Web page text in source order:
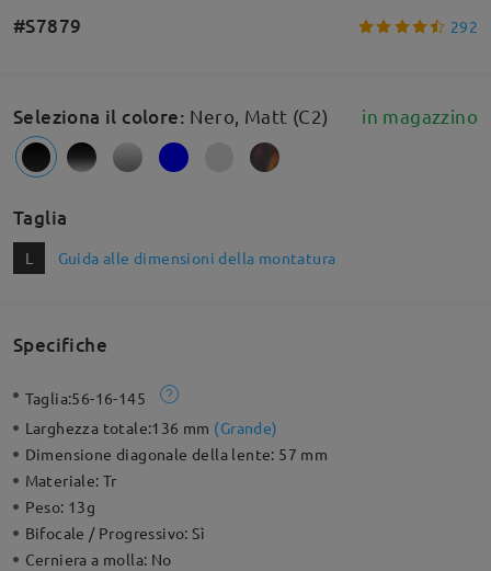
#S7879 292
Seleziona il colore: Nero, Matt (C2) in magazzino
Taglia
L Guida alle dimensioni della montatura
Specifiche
Taglia:56-16-145
Larghezza totale:136 mm (Grande)
Dimensione diagonale della lente: 57 mm
Materiale:Tr
Peso: 13g
Bifocale / Progressivo:Sì
Cerniera a molla: No